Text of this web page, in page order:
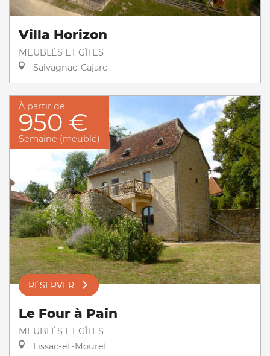
Villa Horizon
MEUBLÉS ET GÎTES
Salvagnac-Cajarc
À partir de
950 €
Semaine (meublé)
RÉSERVER
Le Four à Pain
MEUBLÉS ET GÎTES
Lissac-et-Mouret